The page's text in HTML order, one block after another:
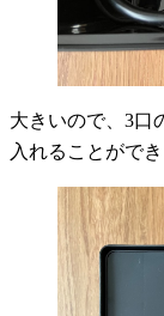
大きいので、3口
入れることができ